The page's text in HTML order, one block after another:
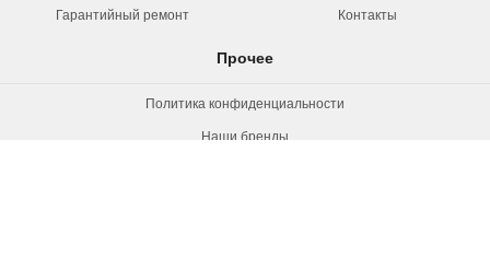
Гарантийный ремонт Контакты
Прочее
Политика конфиденциальности
Наши бренды